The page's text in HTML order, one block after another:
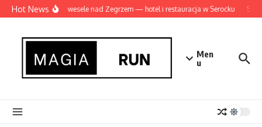
Przejdź do treści
Hot NewsIdealne wesele nad Zegrzem — hotel i restauracja w Serocku
Men
u